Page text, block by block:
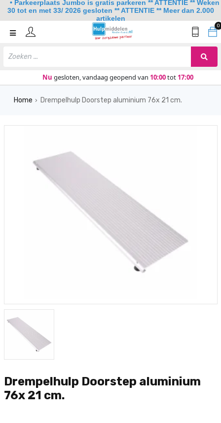
0
Nu gesloten, vandaag geopend van 10:00tot 17:00
Home
Over ons
Home › Drempelhulp Doorstep aluminium 76x 21 cm.
Drempelhulp Doorstep aluminium
76x 21 cm.
• Parkeerplaats Jumbo is gratis parkeren ** ATTENTIE ** Weken
30 tot en met 33/ 2026 gesloten ** ATTENTIE ** Meer dan 2.000
artikelen